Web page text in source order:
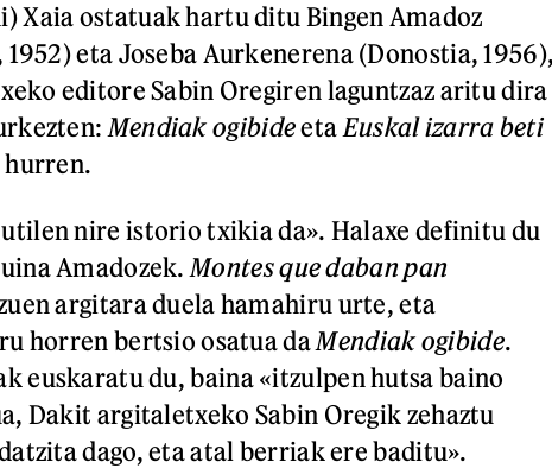
Xaia ostatuak hartu ditu Bingen Amadoz
eta Joseba Aurkenerena (Donostia,
editore Sabin Oregiren laguntzaz aritu dira
Mendiak ogibideeta Euskal izarra beti
hurren.
nire istorio txikia da». Halaxe definitu du
Amadozek. Montes que daban pan
argitara duela hamahiru urte, eta
horren bertsio osatua da Mendiak ogibide.
euskaratu du, baina «itzulpen hutsa baino
Dakit argitaletxeko Sabin Oregik zehaztu
dago, eta atal berriak ere baditu».